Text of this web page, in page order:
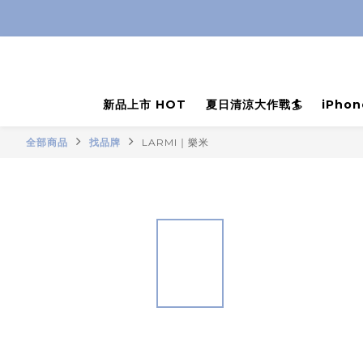
新品上市 HOT 夏日清涼大作戰🏄
全部商品 找品牌 LARMI｜樂米